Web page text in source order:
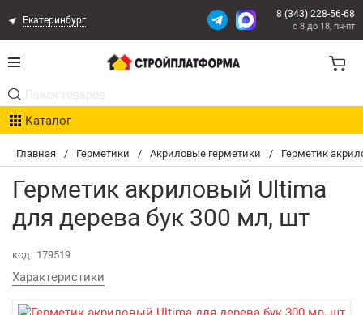
Главная / Герметики / Акриловые герметики / Герметик
Герметик акриловый Ultima
для дерева бук 300 мл, шт
код: 179519
Характеристики
Екатеринбург
8 (343) 228-56-68
с 8 до 18, пн-пт
Каталог
Акции
Расчет доставки
Организациям
Опыт поставок
Контакты